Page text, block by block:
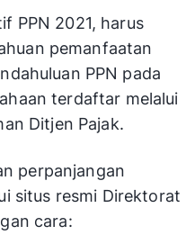
PPN 2021, harus
pemanfaatan
PPN pada
terdaftar melalui
Ditjen Pajak.
perpanjangan
situs resmi Direktorat
cara: